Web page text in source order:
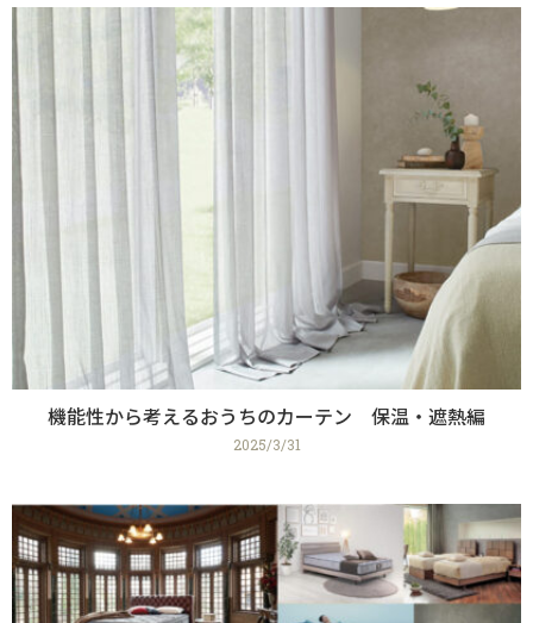
機能性から考えるおうちのカーテン 保温・遮熱編
2025/3/31